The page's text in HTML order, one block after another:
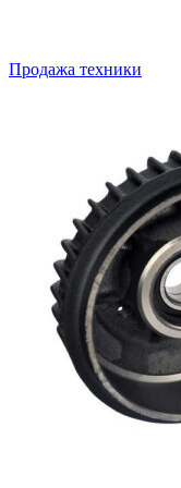
Продажа техники